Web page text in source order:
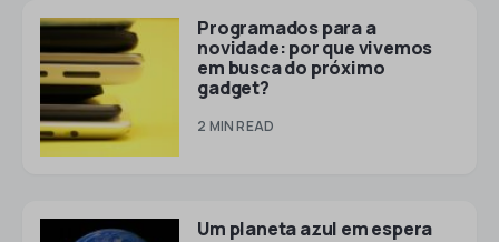
Programados para a
novidade: por que vivemos
em busca do próximo
gadget?
2 MIN READ
Um planeta azul em espera